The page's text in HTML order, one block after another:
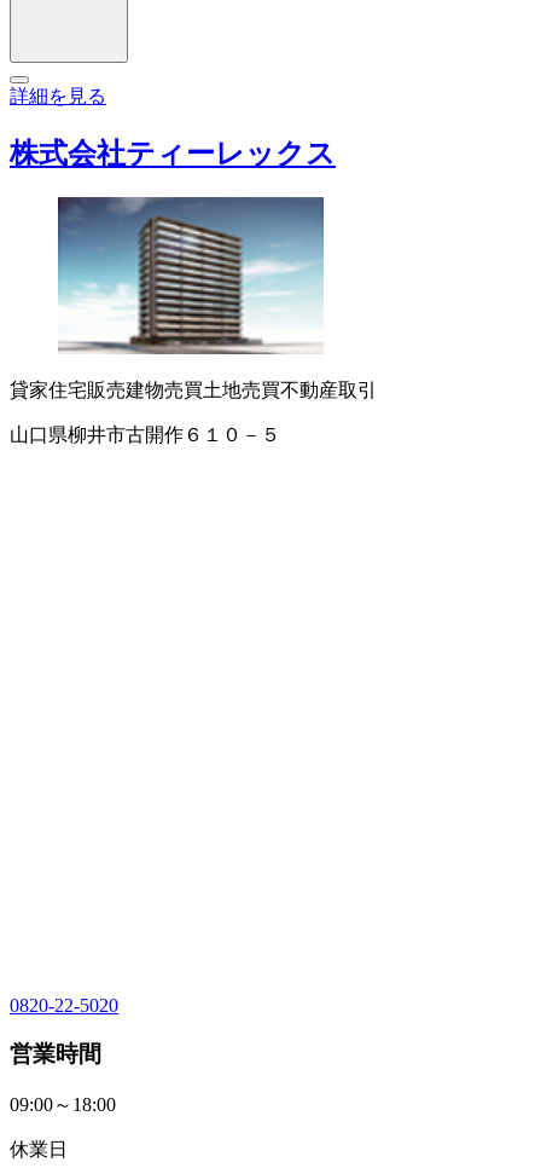
詳細を見る
株式会社ティーレックス
貸家住宅販売建物売買土地売買不動産取引
山口県柳井市古開作６１０－５
0820-22-5020
営業時間
09:00～18:00
休業日